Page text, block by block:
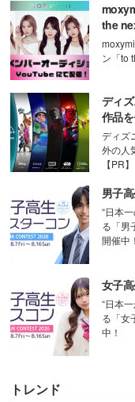
the
ン「to
ディ
作品
ディズ
外の人
【PR】
男子
“日本
る「男
開催中！
女子
“日本
る「女
中！
トレンド